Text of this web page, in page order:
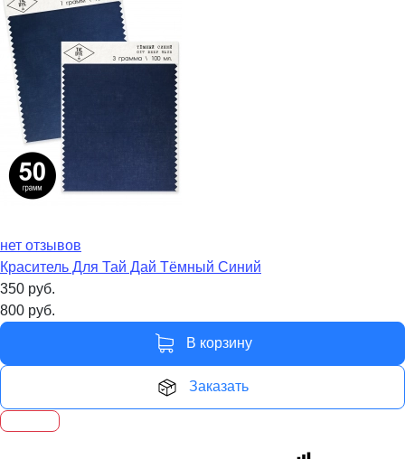
нет отзывов
Краситель Для Тай Дай Тёмный Синий
350 руб.
800 руб.
В корзину
Заказать